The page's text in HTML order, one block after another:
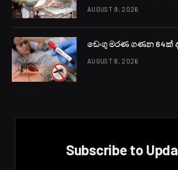
දිවයිනේ සෙසු ප්‍රදේශවල සවස් කාලයේ හෝ
ඇතැම් ප්‍රදේශවලට මි.මී. 50ට වැඩි තරමක
හැකි බව කාලගුණවිද්‍යා දෙපාර්තමේන්තුව
ගිගුරුම් සහිත වැසි සමග ඇතිවිය හැකි
අවශ්‍ය පියවර ගන්නා ලෙස කාලගුණවිද්‍යා